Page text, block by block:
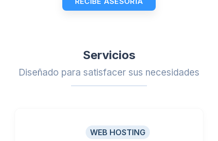
Servicios
Diseñado para satisfacer sus necesidades
WEB HOSTING